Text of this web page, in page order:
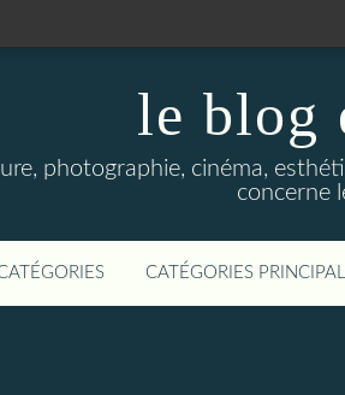
le blog
photographie, cinéma,
concerne
CATÉGORIES